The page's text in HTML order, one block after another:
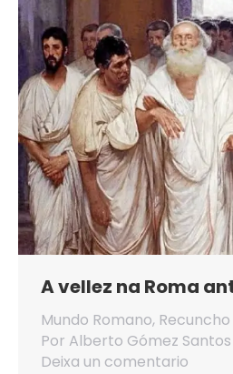
A vellez na Roma
Mundo Romano,
Por Alberto Gómez Santos
Deixa un comentario